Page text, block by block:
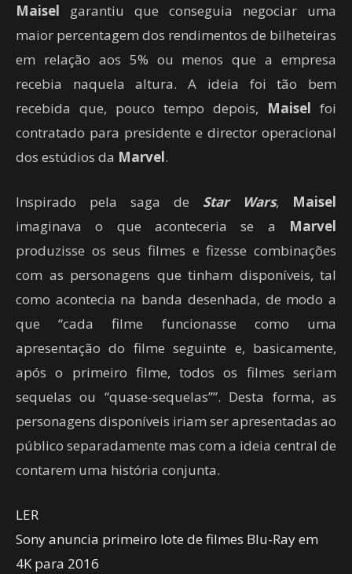
Maisel garantiu que conseguia negociar uma
maior percentagem dos rendimentos de bilheteiras
em relação aos 5% ou menos que a empresa
recebia naquela altura. A ideia foi tão bem
recebida que, pouco tempo depois, Maisel foi
contratado para presidente e director operacional
dos estúdios da Marvel.
Inspirado pela saga de Star Wars, Maisel
imaginava o que aconteceria se a Marvel
produzisse os seus filmes e fizesse combinações
com as personagens que tinham disponíveis, tal
como acontecia na banda desenhada, de modo a
que “cada filme funcionasse como uma
apresentação do filme seguinte e, basicamente,
após o primeiro filme, todos os filmes seriam
sequelas ou “quase-sequelas””. Desta forma, as
personagens disponíveis iriam ser apresentadas ao
público separadamente mas com a ideia central de
contarem uma história conjunta.
LER
Sony anuncia primeiro lote de filmes Blu-Ray em
4K para 2016